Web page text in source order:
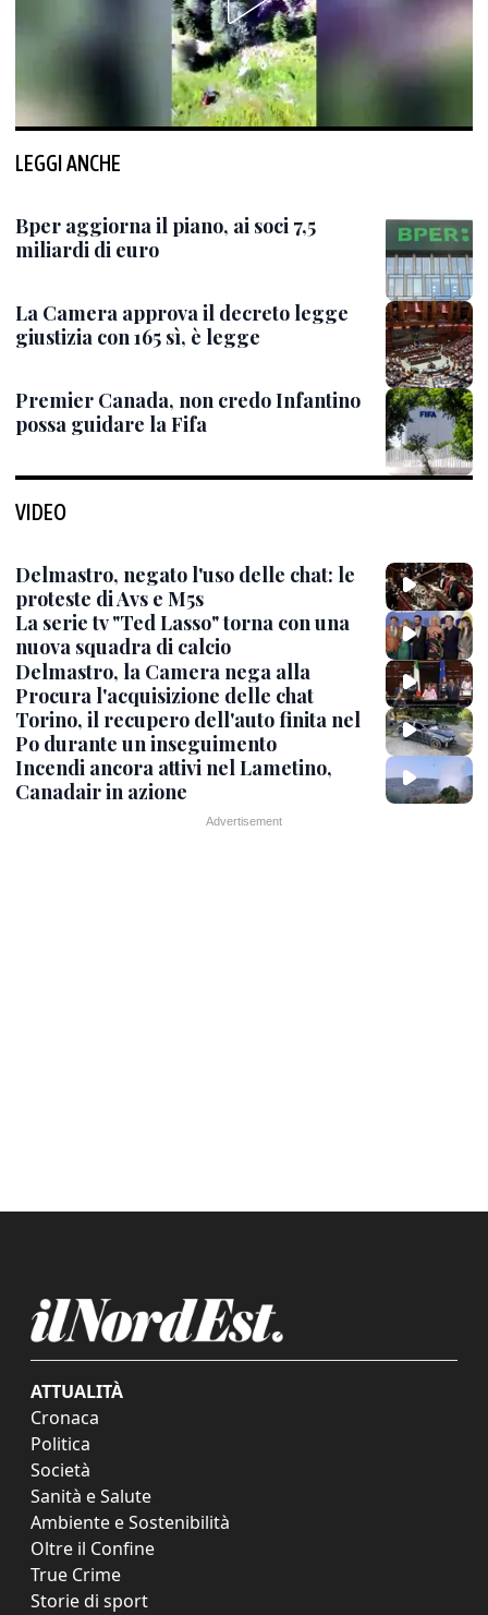
LEGGI ANCHE
Bper aggiorna il piano, ai soci 7,5
miliardi di euro
La Camera approva il decreto legge
giustizia con 165 sì, è legge
Premier Canada, non credo Infantino
possa guidare la Fifa
VIDEO
Delmastro, negato l'uso delle chat: le
proteste di Avs e M5s
La serie tv "Ted Lasso" torna con una
nuova squadra di calcio
Delmastro, la Camera nega alla
Procura l'acquisizione delle chat
Torino, il recupero dell'auto finita nel
Po durante un inseguimento
Incendi ancora attivi nel Lametino,
Canadair in azione
ATTUALITÀ
Cronaca
Politica
Società
Sanità e Salute
Ambiente e Sostenibilità
Oltre il Confine
True Crime
Storie di sport